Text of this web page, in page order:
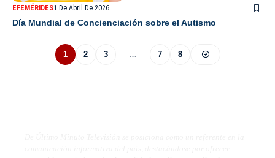
EFEMÉRIDES1 De Abril De 2026
Día Mundial de Concienciación sobre el Autismo
1 2 3 … 7 8